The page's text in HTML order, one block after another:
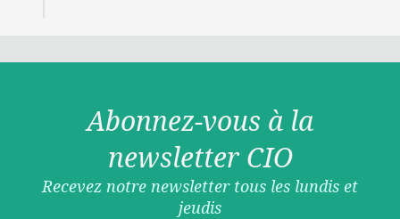
Abonnez-vous à la
newsletter CIO
Recevez notre newsletter tous les lundis et
jeudis